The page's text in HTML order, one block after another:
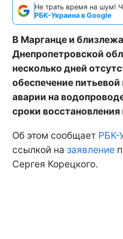
Не трать время на шум!
РБК-Украина в Google
В Марганце и
Днепропетровской
несколько дней
обеспечение
аварии на
сроки
Об этом сообщает РБК-
ссылкой на заявление
Сергея Корецкого.